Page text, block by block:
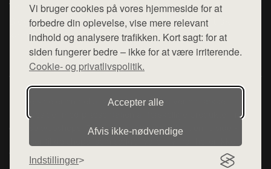
Vi bruger cookies på vores hjemmeside for at
forbedre din oplevelse, vise mere relevant
indhold og analysere trafikken. Kort sagt: for at
siden fungerer bedre – ikke for at være irriterende.
Cookie- og privatlivspolitik.
Accepter alle
Afvis ikke‑nødvendige
Indstillinger
Top Rabatter
Blog
Kontakt
Mail: hej@want.dk
Cookie- og privatlivspolitik
Denne side er en del af want.dk, der udgiver en række
hjemmesider med præsentation af forskellige produkter fra
diverse webshops. Der sælges ikke varer fra denne side - vi
henviser til de shops, som sælger varen. Vi har heller ikke
varerne på lager.